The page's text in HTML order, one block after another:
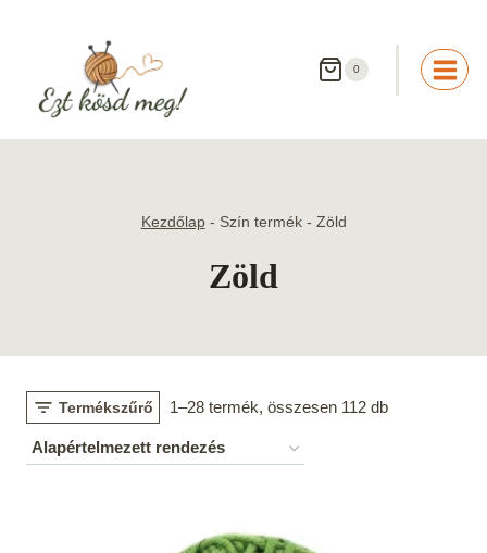
0
Kezdőlap- Szín termék- Zöld
Zöld
Termékszűrő 1–28 termék, összesen 112 db